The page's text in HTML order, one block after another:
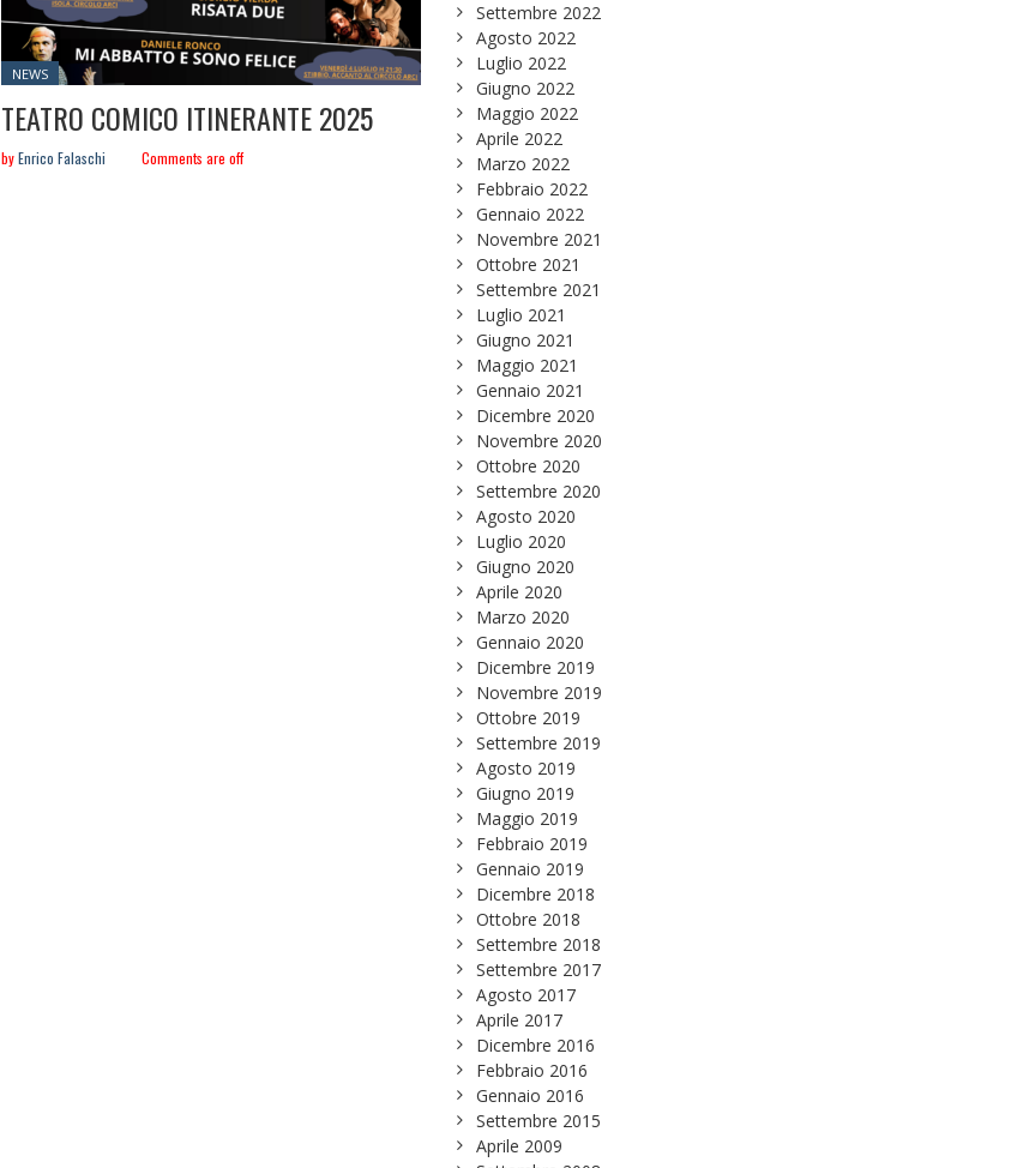
Posted
NEWS
TEATRO COMICO ITINERANTE 2025
byEnrico Falaschi Comments are off
Settembre 2022
Agosto 2022
Luglio 2022
Giugno 2022
Maggio 2022
Aprile 2022
Marzo 2022
Febbraio 2022
Gennaio 2022
Novembre 2021
Ottobre 2021
Settembre 2021
Luglio 2021
Giugno 2021
Maggio 2021
Gennaio 2021
Dicembre 2020
Novembre 2020
Ottobre 2020
Settembre 2020
Agosto 2020
Luglio 2020
Giugno 2020
Aprile 2020
Marzo 2020
Gennaio 2020
Dicembre 2019
Novembre 2019
Ottobre 2019
Settembre 2019
Agosto 2019
Giugno 2019
Maggio 2019
Febbraio 2019
Gennaio 2019
Dicembre 2018
Ottobre 2018
Settembre 2018
Settembre 2017
Agosto 2017
Aprile 2017
Dicembre 2016
Febbraio 2016
Gennaio 2016
Settembre 2015
Aprile 2009